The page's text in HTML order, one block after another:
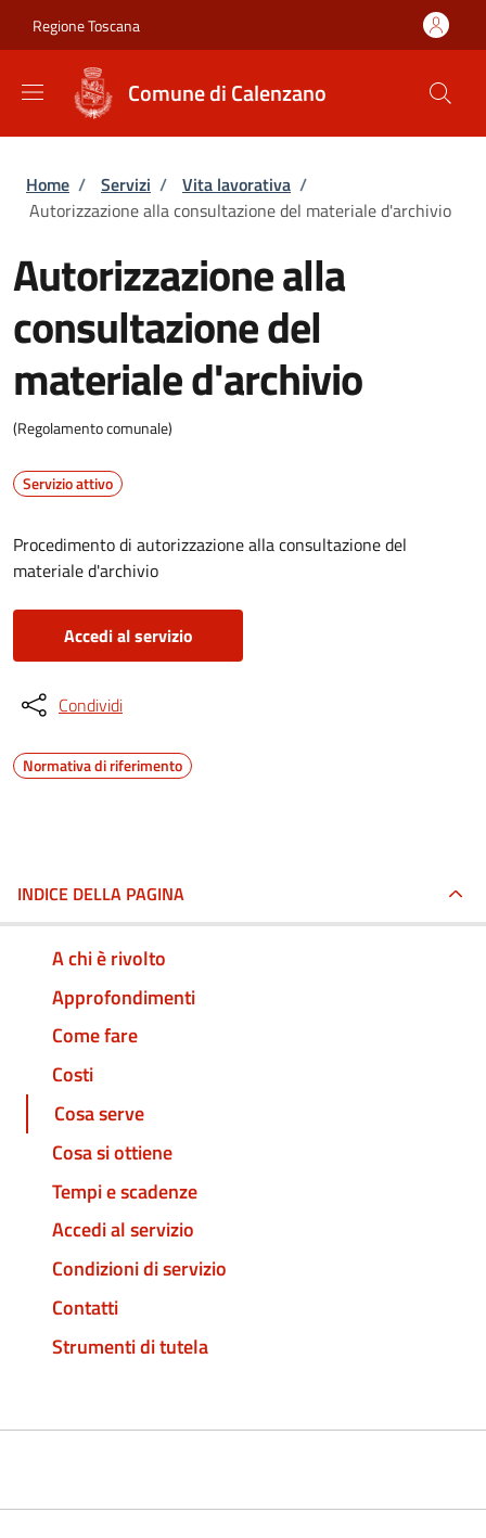
Regione Toscana
Comune di Calenzano
Briciole di pane
Home / Servizi / Vita lavorativa /
Autorizzazione alla consultazione del materiale d'archivio
Autorizzazione alla
consultazione del
materiale d'archivio
(Regolamento comunale)
Servizio attivo
Procedimento di autorizzazione alla consultazione del
materiale d'archivio
Accedi al servizio
Condividi
Normativa di riferimento
INDICE DELLA PAGINA
A chi è rivolto
Approfondimenti
Come fare
Costi
Cosa serve
Cosa si ottiene
Tempi e scadenze
Accedi al servizio
Condizioni di servizio
Contatti
Strumenti di tutela